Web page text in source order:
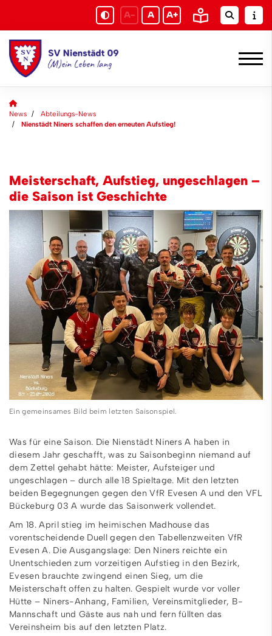
A- A A+
News
Abteilungs-News
Nienstädt Niners schaffen den erneuten Aufstieg!
Meisterschaft, Aufstieg, ungeschlagen –
die Saison ist Geschichte
Ein gemeinsames Bild beim letzten Saisonspiel.
Was für eine Saison. Die Nienstädt Niners A haben in
diesem Jahr geschafft, was zu Saisonbeginn niemand auf
dem Zettel gehabt hätte: Meister, Aufsteiger und
ungeschlagen – durch alle 18 Spieltage. Mit den letzten
beiden Begegnungen gegen den VfR Evesen A und den VFL
Bückeburg 03 A wurde das Saisonwerk vollendet.
Am 18. April stieg im heimischen Madhouse das
vorentscheidende Duell gegen den Tabellenzweiten VfR
Evesen A. Die Ausgangslage: Den Niners reichte ein
Unentschieden zum vorzeitigen Aufstieg in den Bezirk,
Evesen brauchte zwingend einen Sieg, um die
Meisterschaft offen zu halten. Gespielt wurde vor voller
Hütte – Niners-Anhang, Familien, Vereinsmitglieder, B-
Mannschaft und Gäste aus nah und fern füllten das
Vereinsheim bis auf den letzten Platz.